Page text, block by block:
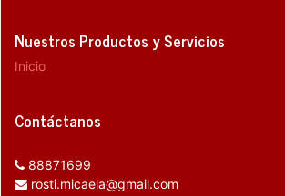
Nuestros Productos y Servicios
Inicio
Contáctanos
88871699
rosti.micaela@gmail.com